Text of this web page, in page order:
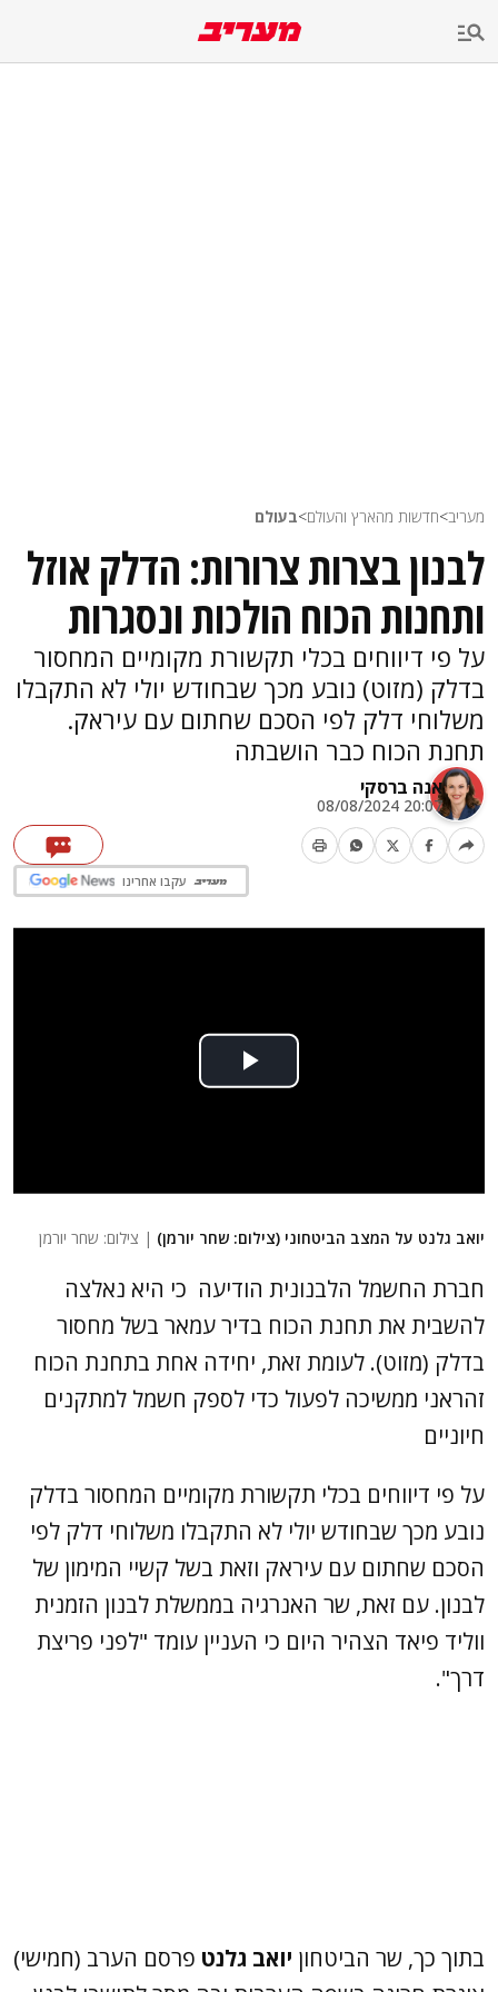
מעריב>חדשות מהארץ והעולם>בעולם
לבנון בצרות צרורות: הדלק אוזל
ותחנות הכוח הולכות ונסגרות
על פי דיווחים בכלי תקשורת מקומיים המחסור
בדלק (מזוט) נובע מכך שבחודש יולי לא התקבלו
משלוחי דלק לפי הסכם שחתום עם עיראק.
תחנת הכוח כבר הושבתה
אנה ברסקי
20:07 08/08/2024
עקבו אחרינו
יואב גלנט על המצב הביטחוני (צילום: שחר יורמן) | צילום: שחר יורמן
חברת החשמל הלבנונית הודיעה כי היא נאלצה
להשבית את תחנת הכוח בדיר עמאר בשל מחסור
בדלק (מזוט). לעומת זאת, יחידה אחת בתחנת הכוח
זהראני ממשיכה לפעול כדי לספק חשמל למתקנים
חיוניים
על פי דיווחים בכלי תקשורת מקומיים המחסור בדלק
נובע מכך שבחודש יולי לא התקבלו משלוחי דלק לפי
הסכם שחתום עם עיראק וזאת בשל קשיי המימון של
לבנון. עם זאת, שר האנרגיה בממשלת לבנון הזמנית
ווליד פיאד הצהיר היום כי העניין עומד "לפני פריצת
דרך".
בתוך כך, שר הביטחון יואב גלנט פרסם הערב (חמישי)